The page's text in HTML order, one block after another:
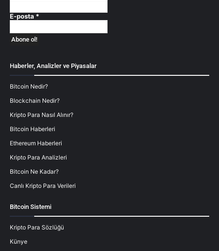
E-posta *
Haberler, Analizler ve Piyasalar
Bitcoin Nedir?
Blockchain Nedir?
Kripto Para Nasıl Alınır?
Bitcoin Haberleri
Ethereum Haberleri
Kripto Para Analizleri
Bitcoin Ne Kadar?
Canlı Kripto Para Verileri
Bitcoin Sistemi
Kripto Para Sözlüğü
Künye